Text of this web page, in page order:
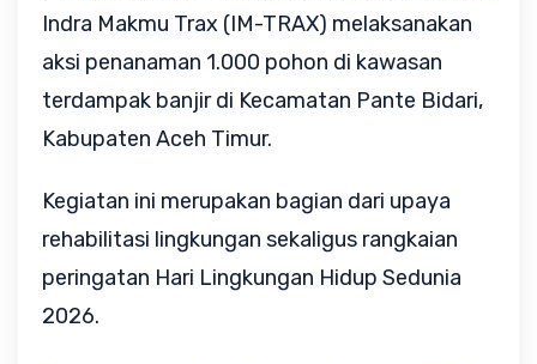
Indra Makmu Trax (IM-TRAX) melaksanakan
aksi penanaman 1.000 pohon di kawasan
terdampak banjir di Kecamatan Pante Bidari,
Kabupaten Aceh Timur.
Kegiatan ini merupakan bagian dari upaya
rehabilitasi lingkungan sekaligus rangkaian
peringatan Hari Lingkungan Hidup Sedunia
2026.